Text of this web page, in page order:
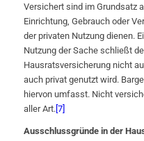
Versichert sind im Grundsatz
Einrichtung, Gebrauch oder
der privaten Nutzung dienen.
Nutzung der Sache schließt
Hausratsversicherung nicht
auch privat genutzt wird.
hiervon umfasst. Nicht
aller Art. [7]
Ausschlussgründe in der